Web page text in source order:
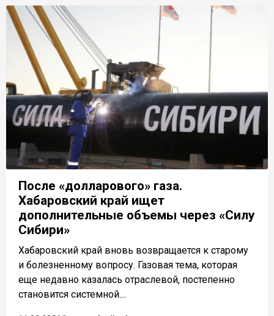
После «долларового» газа.
Хабаровский край ищет
дополнительные объемы через «Силу
Сибири»
Хабаровский край вновь возвращается к старому
и болезненному вопросу. Газовая тема, которая
еще недавно казалась отраслевой, постепенно
становится системной....